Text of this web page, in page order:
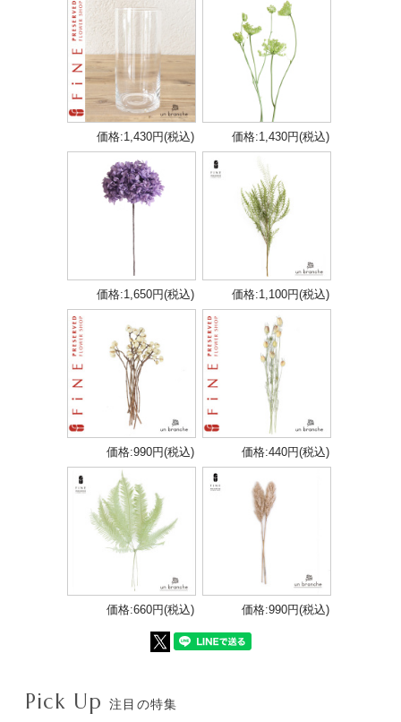
価格:1,430円(税込) 価格:1,430円(税込)
価格:1,650円(税込) 価格:1,100円(税込)
価格:990円(税込) 価格:440円(税込)
価格:660円(税込) 価格:990円(税込)